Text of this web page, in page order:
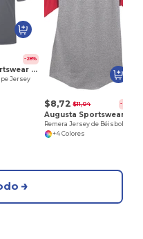
-28%
Augusta Sportswear 361
Jersey
$8,72 $11,04 -21%
+4 Colores